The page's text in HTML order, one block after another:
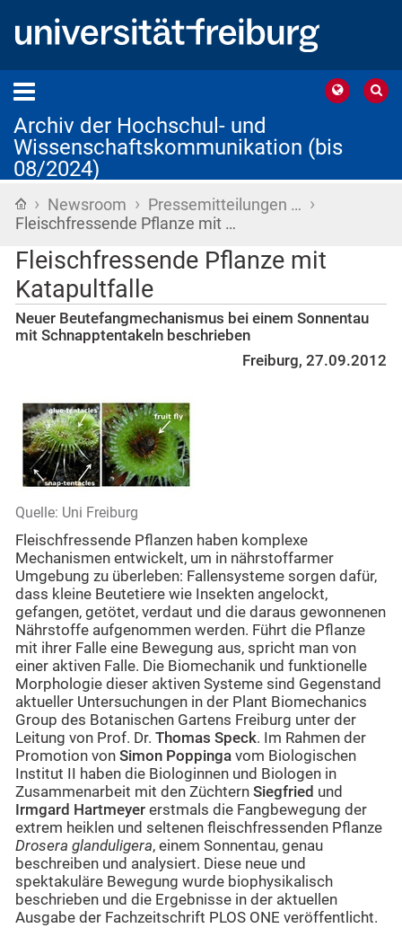
Archiv der Hochschul- und
Wissenschaftskommunikation (bis
08/2024)
Startseite
› Newsroom › Pressemitteilungen … ›
Fleischfressende Pflanze mit …
Fleischfressende Pflanze mit
Katapultfalle
Neuer Beutefangmechanismus bei einem Sonnentau
mit Schnapptentakeln beschrieben
Freiburg, 27.09.2012
Quelle: Uni Freiburg
Fleischfressende Pflanzen haben komplexe
Mechanismen entwickelt, um in nährstoffarmer
Umgebung zu überleben: Fallensysteme sorgen dafür,
dass kleine Beutetiere wie Insekten angelockt,
gefangen, getötet, verdaut und die daraus gewonnenen
Nährstoffe aufgenommen werden. Führt die Pflanze
mit ihrer Falle eine Bewegung aus, spricht man von
einer aktiven Falle. Die Biomechanik und funktionelle
Morphologie dieser aktiven Systeme sind Gegenstand
aktueller Untersuchungen in der Plant Biomechanics
Group des Botanischen Gartens Freiburg unter der
Leitung von Prof. Dr. Thomas Speck. Im Rahmen der
Promotion von Simon Poppinga vom Biologischen
Institut II haben die Biologinnen und Biologen in
Zusammenarbeit mit den Züchtern Siegfried und
Irmgard Hartmeyer erstmals die Fangbewegung der
extrem heiklen und seltenen fleischfressenden Pflanze
Drosera glanduligera, einem Sonnentau, genau
beschreiben und analysiert. Diese neue und
spektakuläre Bewegung wurde biophysikalisch
beschrieben und die Ergebnisse in der aktuellen
Ausgabe der Fachzeitschrift PLOS ONE veröffentlicht.